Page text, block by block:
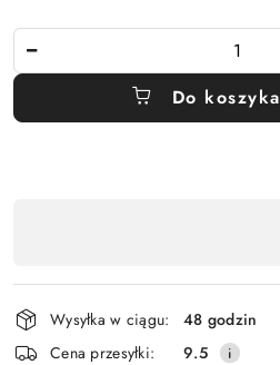
Do koszyka
płatność
i
dostawa
Wysyłka w ciągu:
48 godzin
Cena przesyłki:
9.5